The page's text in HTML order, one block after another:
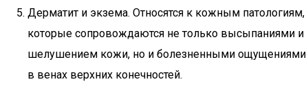
Дерматит и экзема. Относятся к кожным патологиям,
которые сопровождаются не только высыпаниями и
шелушением кожи, но и болезненными ощущениями
в венах верхних конечностей.